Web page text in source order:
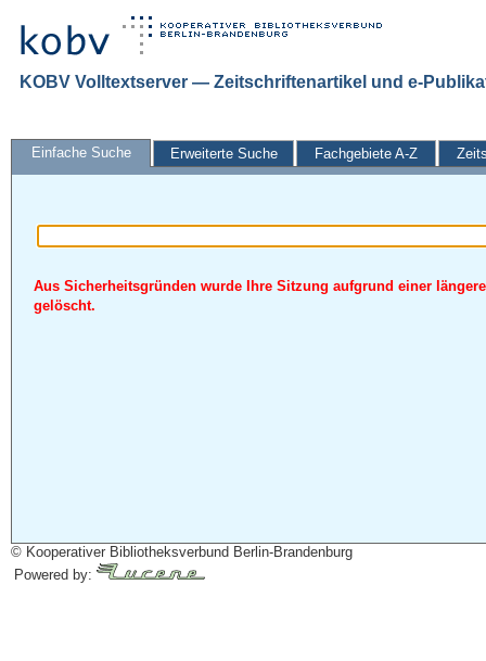
KOBV Volltextserver — Zeitschriftenartikel und e-
Einfache Suche Erweiterte Suche Fachgebiete A-Z
Aus Sicherheitsgründen wurde Ihre Sitzung aufgrund einer
gelöscht.
© Kooperativer Bibliotheksverbund Berlin-Brandenburg
Powered by: